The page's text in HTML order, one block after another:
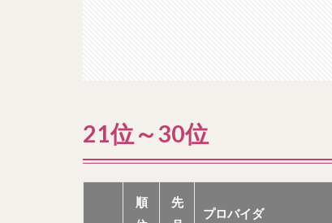
21位～30位
順
先
プロバイダ